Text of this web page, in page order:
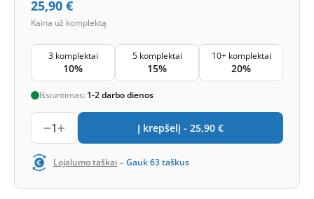
25,90 €
Kaina už komplektą
3 komplektai
10%
5 komplektai
15%
10+ komplektai
20%
Išsiuntimas: 1-2 darbo dienos
1 Į krepšelį - 25,90 €
Lojalumo taškai - Gauk63taškus